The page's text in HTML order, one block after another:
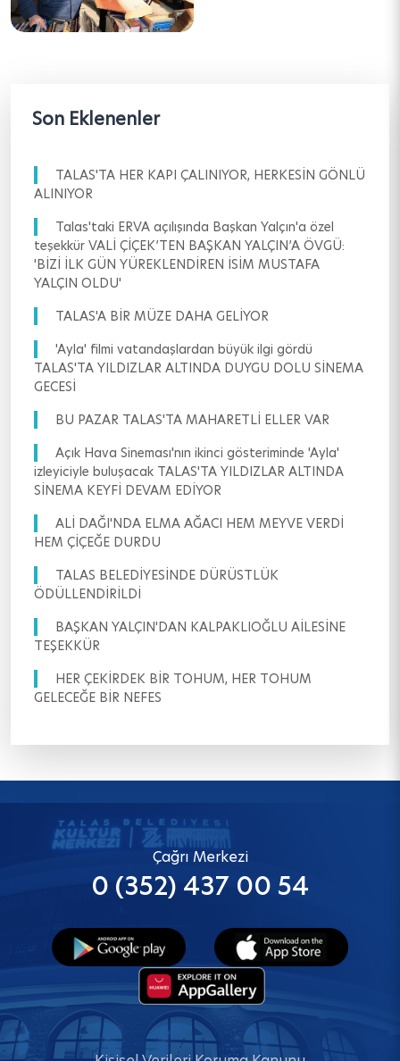
Son Eklenenler
TALAS'TA HER KAPI ÇALINIYOR, HERKESİN GÖNLÜ
ALINIYOR
Talas'taki ERVA açılışında Başkan Yalçın'a özel
teşekkür VALİ ÇİÇEK’TEN BAŞKAN YALÇIN’A ÖVGÜ:
'BİZİ İLK GÜN YÜREKLENDİREN İSİM MUSTAFA
YALÇIN OLDU'
TALAS'A BİR MÜZE DAHA GELİYOR
'Ayla' filmi vatandaşlardan büyük ilgi gördü
TALAS'TA YILDIZLAR ALTINDA DUYGU DOLU SİNEMA
GECESİ
BU PAZAR TALAS'TA MAHARETLİ ELLER VAR
Açık Hava Sineması'nın ikinci gösteriminde 'Ayla'
izleyiciyle buluşacak TALAS'TA YILDIZLAR ALTINDA
SİNEMA KEYFİ DEVAM EDİYOR
ALİ DAĞI'NDA ELMA AĞACI HEM MEYVE VERDİ
HEM ÇİÇEĞE DURDU
TALAS BELEDİYESİNDE DÜRÜSTLÜK
ÖDÜLLENDİRİLDİ
BAŞKAN YALÇIN'DAN KALPAKLIOĞLU AİLESİNE
TEŞEKKÜR
HER ÇEKİRDEK BİR TOHUM, HER TOHUM
GELECEĞE BİR NEFES
Çağrı Merkezi
0 (352) 437 00 54